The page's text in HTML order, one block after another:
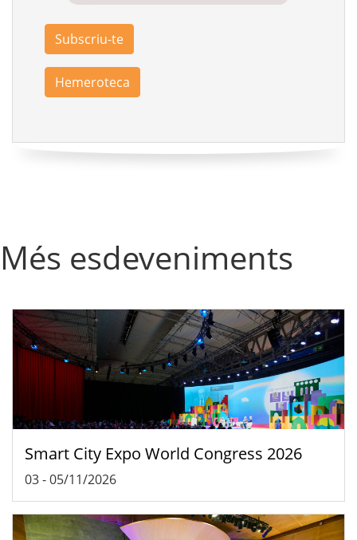
Subscriu-te
Hemeroteca
Més esdeveniments
Smart City Expo World Congress 2026
03-05/11/2026